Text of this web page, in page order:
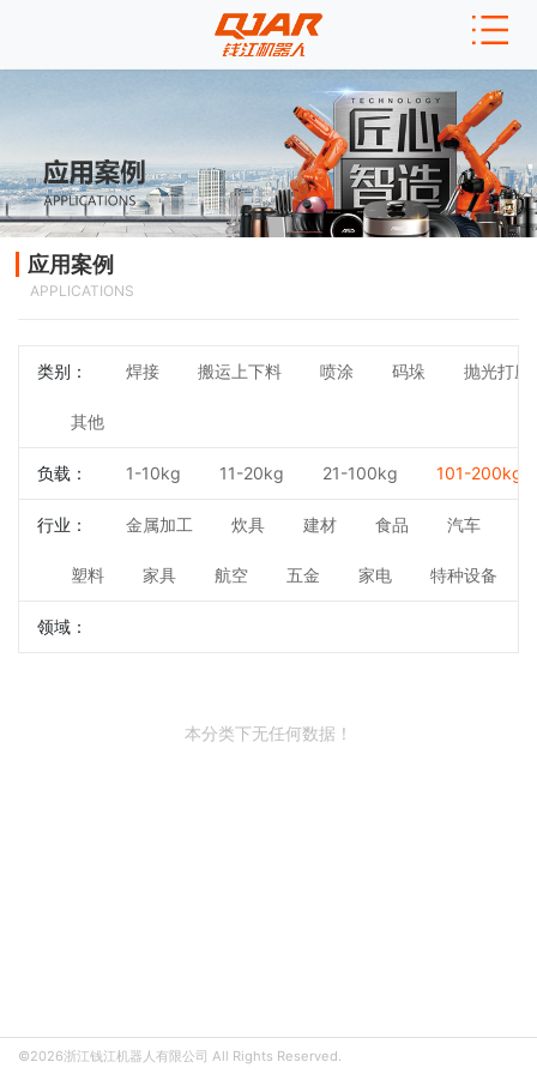
应用案例
APPLICATIONS
类别： 焊接 搬运上下料 喷涂 码垛 抛光打磨
其他
负载： 1-10kg 11-20kg 21-100kg 101-200kg
行业： 金属加工 炊具 建材 食品 汽车
塑料 家具 航空 五金 家电 特种设备
领域：
本分类下无任何数据！
©2026浙江钱江机器人有限公司 All Rights Reserved.